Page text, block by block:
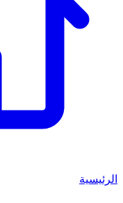
الرئيسية